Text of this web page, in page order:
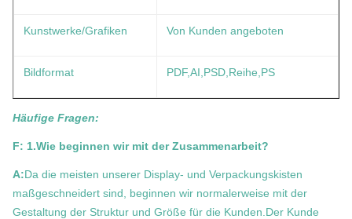
Kunstwerke/Grafiken Von Kunden angeboten
Bildformat PDF,AI,PSD,Reihe,PS
Häufige Fragen:
F: 1.Wie beginnen wir mit der Zusammenarbeit?
A:Da die meisten unserer Display- und Verpackungskisten
maßgeschneidert sind, beginnen wir normalerweise mit der
Gestaltung der Struktur und Größe für die Kunden.Der Kunde